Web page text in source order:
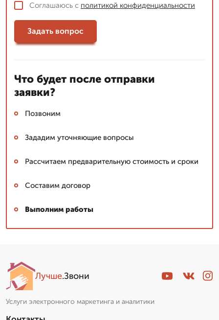
Соглашаюсь с политикой конфиденциальности
Задать вопрос
Что будет после отправки
заявки?
Позвоним
Зададим уточняющие вопросы
Рассчитаем предварительную стоимость и сроки
Составим договор
Выполним работы
Лучше.Звони
Услуги электронного маркетинга и аналитики